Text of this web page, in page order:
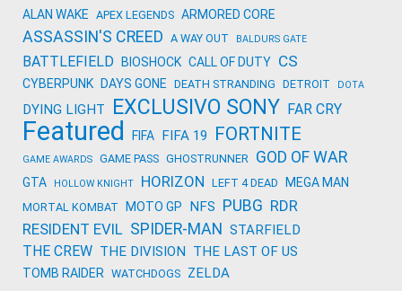
ALAN WAKE APEX LEGENDS ARMORED CORE
ASSASSIN'S CREED A WAY OUT BALDURS GATE
BATTLEFIELD BIOSHOCK CALL OF DUTY CS
CYBERPUNK DAYS GONE DEATH STRANDING DETROIT DOTA
DYING LIGHT EXCLUSIVO SONY FAR CRY
Featured FIFA FIFA 19 FORTNITE
GAME AWARDS GAME PASS GHOSTRUNNER GOD OF WAR
GTA HOLLOW KNIGHT HORIZON LEFT 4 DEAD MEGA MAN
MORTAL KOMBAT MOTO GP NFS PUBG RDR
RESIDENT EVIL SPIDER-MAN STARFIELD
THE CREW THE DIVISION THE LAST OF US
TOMB RAIDER WATCHDOGS ZELDA